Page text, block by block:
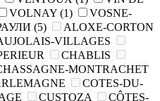
VOLNAY (1)
VOSNE-
(5)
ALOXE-CORTON
VILLAGES
CHABLIS
MONTRACHET
COTES-DU-
CUSTOZA
CÔTES-